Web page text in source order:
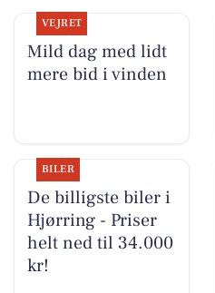
VEJRET
Mild dag med lidt
mere bid i vinden
BILER
De billigste biler i
Hjørring - Priser
helt ned til 34.000
kr!